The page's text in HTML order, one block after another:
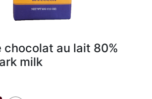
chocolat au lait 80%
milk